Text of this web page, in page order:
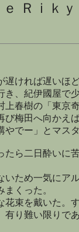
Ｒｉｋ
遅ければ遅いほ
き、紀伊國屋で
春樹の「東京
び梅田へ向かえ
やでー」とマス
たら二日酔いに
ため一気にア
くった。
束を戴いた。
有り難い限りで